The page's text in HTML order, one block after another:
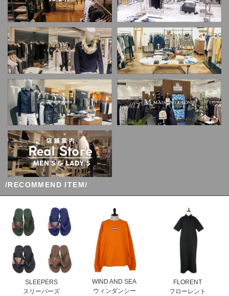
/RECOMMEND ITEM/
SLEEPERS
スリーパーズ
WIND AND SEA
ウィンダンシー
FLORENT
フローレント